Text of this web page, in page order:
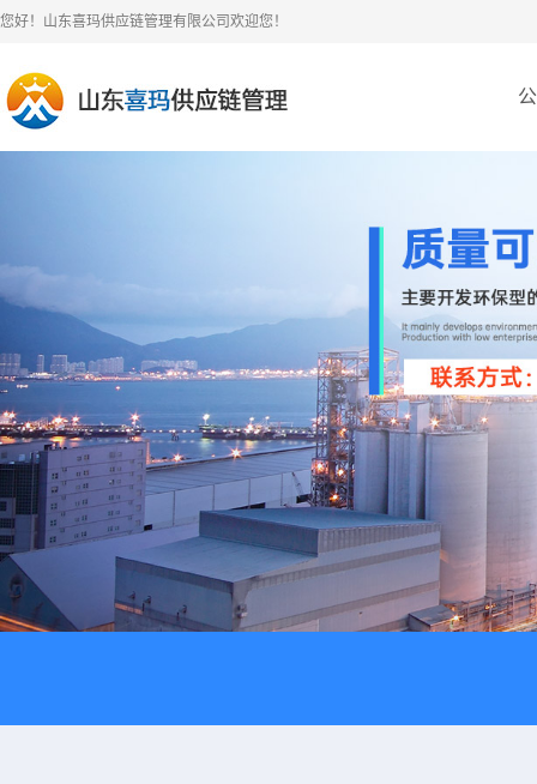
您好！山东喜玛供应链管理有限公司欢迎您！